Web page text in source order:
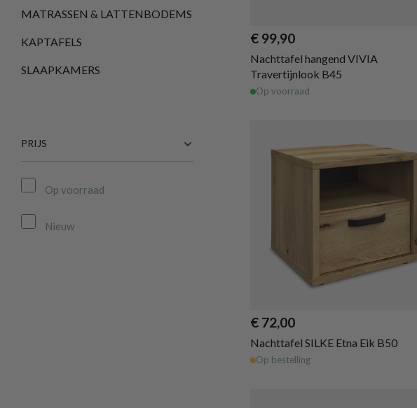
MATRASSEN & LATTENBODEMS
KAPTAFELS
SLAAPKAMERS
PRIJS
Op voorraad
Nieuw
€ 99,90
Nachttafel hangend VIVIA
Travertijnlook B45
Op voorraad
€ 72,00
Nachttafel SILKE Etna Eik B50
Op bestelling